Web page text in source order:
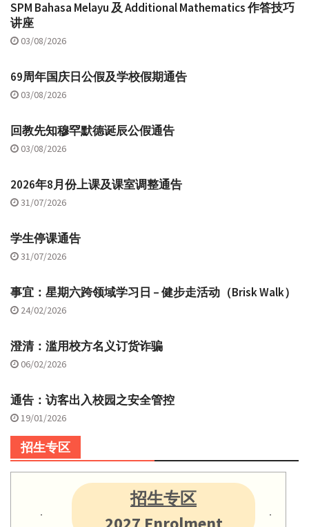
SPM Bahasa Melayu 及 Additional Mathematics 作答技巧
讲座
03/08/2026
69周年国庆日公假及学校假期通告
03/08/2026
回教先知穆罕默德诞辰公假通告
03/08/2026
2026年8月份上课及课室调整通告
31/07/2026
学生停课通告
31/07/2026
事宜：星期六跨领域学习日 – 健步走活动（Brisk Walk）
24/02/2026
澄清：滥用校方名义订货诈骗
06/02/2026
通告：访客出入校园之安全管控
19/01/2026
招生专区
招生专区